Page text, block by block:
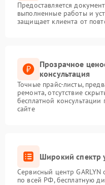
Предоставляется
выполненные работы и
защищает клиента от
Прозрачное
консультация
Точные прайс-листы,
ремонта, отсутствие
бесплатной
сайте
Широкий спектр
Сервисный центр GARLYN
по всей РФ, бесплатную